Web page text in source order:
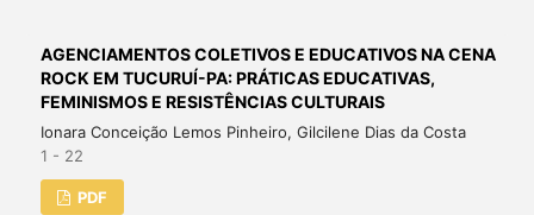
AGENCIAMENTOS COLETIVOS E EDUCATIVOS NA CENA
ROCK EM TUCURUÍ-PA: PRÁTICAS EDUCATIVAS,
FEMINISMOS E RESISTÊNCIAS CULTURAIS
Ionara Conceição Lemos Pinheiro, Gilcilene Dias da Costa
1 - 22
PDF